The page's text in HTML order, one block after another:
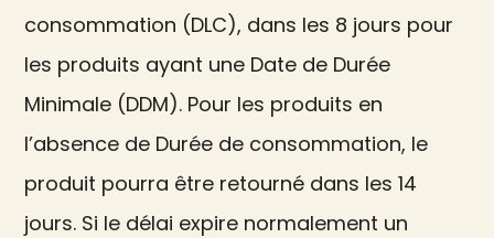
consommation (DLC), dans les 8 jours pour
les produits ayant une Date de Durée
Minimale (DDM). Pour les produits en
l’absence de Durée de consommation, le
produit pourra être retourné dans les 14
jours. Si le délai expire normalement un